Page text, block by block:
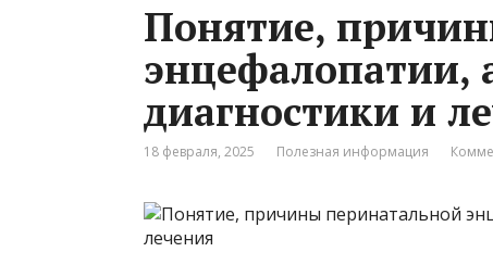
Понятие,
энцефалопатии,
диагностики и
18 февраля, 2025 Полезная информация